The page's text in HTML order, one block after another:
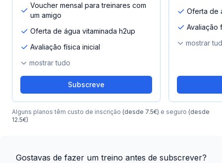
Voucher mensal para treinares com
um amigo
Oferta de água vitaminada h2up
Avaliação física inicial
mostrar tudo
Subscreve
Oferta de
Avaliação
mostrar
Alguns planos têm custo de inscrição (desde 7.5€) e seguro (desde
12.5€)
Gostavas de fazer um treino antes de subscrever?